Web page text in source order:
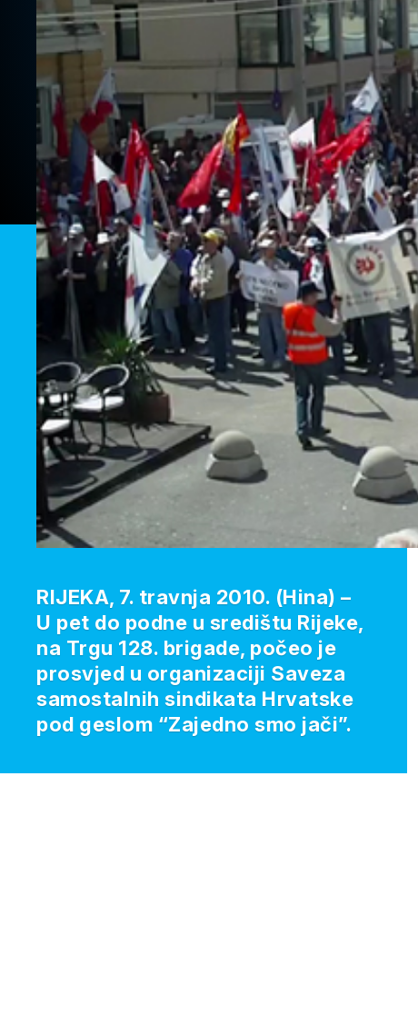
RIJEKA, 7. travnja 2010. (Hina) –
U pet do podne u središtu Rijeke,
na Trgu 128. brigade, počeo je
prosvjed u organizaciji Saveza
samostalnih sindikata Hrvatske
pod geslom “Zajedno smo jači”.